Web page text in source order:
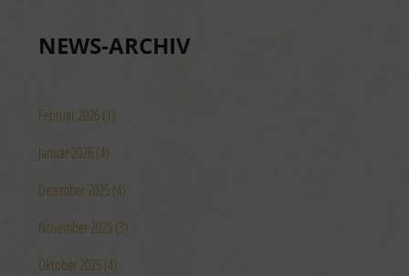
NEWS-ARCHIV
Februar 2026 (1)
Januar 2026 (4)
Dezember 2025 (4)
November 2025 (3)
Oktober 2025 (4)